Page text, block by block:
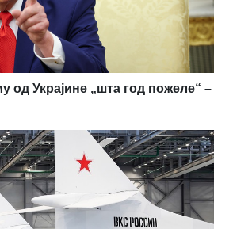
од Украјине „шта год пожеле“ –